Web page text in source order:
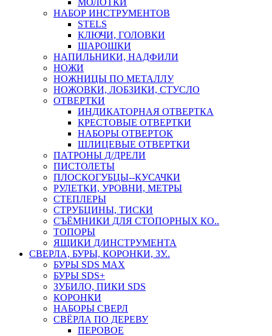
МОЛОТКИ
НАБОР ИНСТРУМЕНТОВ
STELS
КЛЮЧИ, ГОЛОВКИ
ШАРОШКИ
НАПИЛЬНИКИ, НАДФИЛИ
НОЖИ
НОЖНИЦЫ ПО МЕТАЛЛУ
НОЖОВКИ, ЛОБЗИКИ, СТУСЛО
ОТВЕРТКИ
ИНДИКАТОРНАЯ ОТВЕРТКА
КРЕСТОВЫЕ ОТВЕРТКИ
НАБОРЫ ОТВЕРТОК
ШЛИЦЕВЫЕ ОТВЕРТКИ
ПАТРОНЫ Д/ДРЕЛИ
ПИСТОЛЕТЫ
ПЛОСКОГУБЦЫ--КУСАЧКИ
РУЛЕТКИ, УРОВНИ, МЕТРЫ
СТЕПЛЕРЫ
СТРУБЦИНЫ, ТИСКИ
СЪЁМНИКИ ДЛЯ СТОПОРНЫХ КО..
ТОПОРЫ
ЯЩИКИ Д/ИНСТРУМЕНТА
СВЕРЛА, БУРЫ, КОРОНКИ, ЗУ..
БУРЫ SDS MAX
БУРЫ SDS+
ЗУБИЛО, ПИКИ SDS
КОРОНКИ
НАБОРЫ СВЕРЛ
СВЁРЛА ПО ДЕРЕВУ
ПЕРОВОЕ